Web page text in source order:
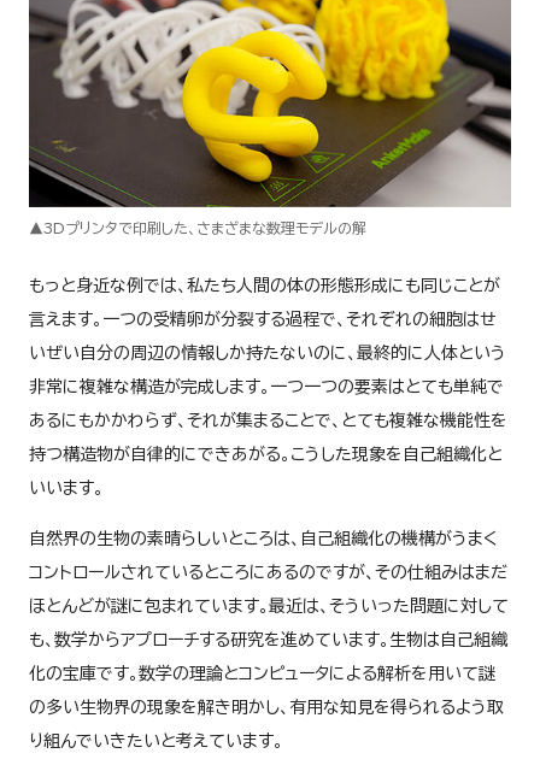
▲3Dプリンタで印刷した、さまざまな数理モデルの解
もっと身近な例では、私たち人間の体の形態形成にも同じことが
言えます。一つの受精卵が分裂する過程で、それぞれの細胞はせ
いぜい自分の周辺の情報しか持たないのに、最終的に人体という
非常に複雑な構造が完成します。一つ一つの要素はとても単純で
あるにもかかわらず、それが集まることで、とても複雑な機能性を
持つ構造物が自律的にできあがる。こうした現象を自己組織化と
いいます。
自然界の生物の素晴らしいところは、自己組織化の機構がうまく
コントロールされているところにあるのですが、その仕組みはまだ
ほとんどが謎に包まれています。最近は、そういった問題に対して
も、数学からアプローチする研究を進めています。生物は自己組織
化の宝庫です。数学の理論とコンピュータによる解析を用いて謎
の多い生物界の現象を解き明かし、有用な知見を得られるよう取
り組んでいきたいと考えています。